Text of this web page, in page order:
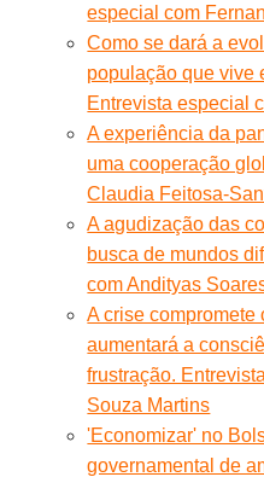
especial com
Como se dará a
população que vive
Entrevista especial
A experiência da
uma cooperação
Claudia Feitosa-
A agudização das
busca de mundos
com Andityas
A crise compromete
aumentará a
frustração.
Souza Martins
'Economizar' no
governamental de